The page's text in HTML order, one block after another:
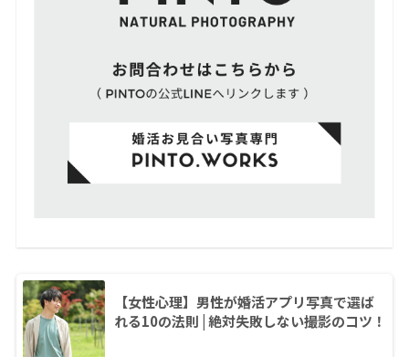
【女性心理】男性が婚活アプリ写真で選ば
れる10の法則 | 絶対失敗しない撮影のコツ！